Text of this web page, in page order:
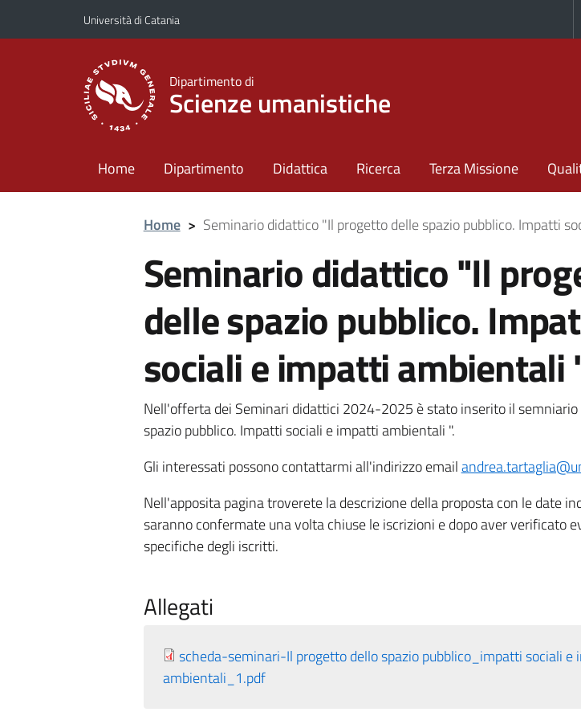
Vai al contenuto principale
Vai al menu di navigazione
Università di Catania
Dipartimento di
Scienze umanistiche
Home Dipartimento Didattica Ricerca Terza Missione
Home > Seminario didattico "Il progetto delle spazio pubblico. Impatti
Seminario didattico "Il
delle spazio pubblico.
sociali e impatti ambientali
Nell'offerta dei Seminari didattici 2024-2025 è stato inserito il
spazio pubblico. Impatti sociali e impatti ambientali ".
Gli interessati possono contattarmi all'indirizzo email
Nell'apposita pagina troverete la descrizione della proposta con le date
saranno confermate una volta chiuse le iscrizioni e dopo aver verificato
specifiche degli iscritti.
Allegati
scheda-seminari-Il progetto dello spazio pubblico_impatti sociali e
ambientali_1.pdf